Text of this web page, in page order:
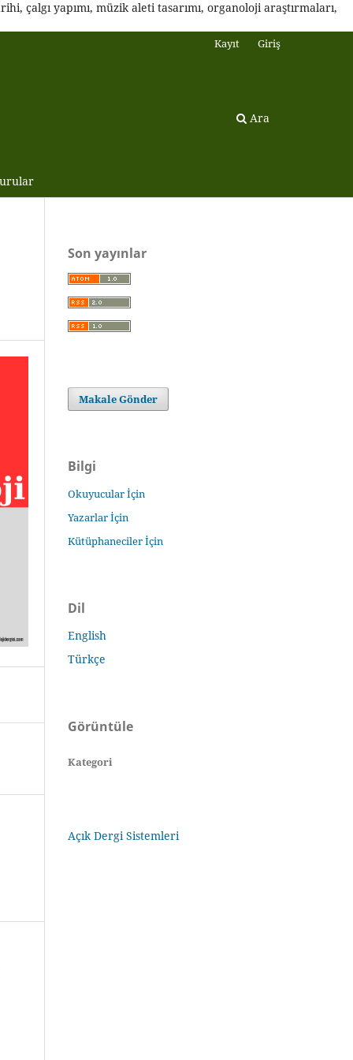
çalgı yapımı, müzik aleti tasarımı, organoloji araştırmaları,
Ara
Kayıt Giriş
Son yayınlar
Makale Gönder
Bilgi
Okuyucular İçin
Yazarlar İçin
Kütüphaneciler İçin
Dil
English
Türkçe
Görüntüle
Kategori
Açık Dergi Sistemleri